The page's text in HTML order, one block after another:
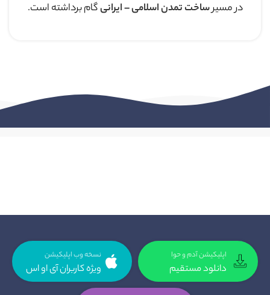
در مسیرساخت تمدن اسلامی – ایرانیگام برداشته است.
اپلیکیشن آدم و حوا
دانلود مستقیم
نسخه وب اپلیکیشن
ویژه کاربران آی او اس